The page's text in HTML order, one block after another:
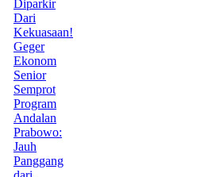
Diparkir
Dari
Kekuasaan!
Geger
Ekonom
Senior
Semprot
Program
Andalan
Prabowo:
Jauh
Panggang